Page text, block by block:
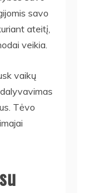
savo
ateitį,
veikia.
vaikų
Tėvo